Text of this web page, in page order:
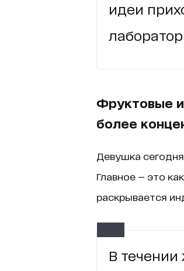
идеи
Фруктовые
более
Девушка
Главное — это
раскрывается
В